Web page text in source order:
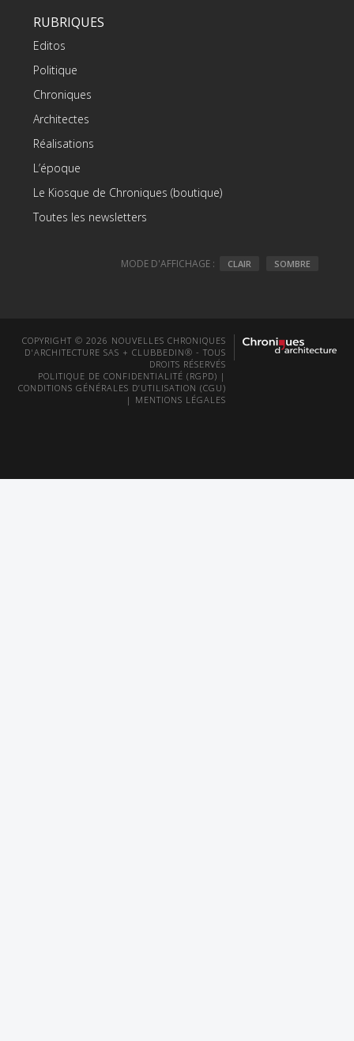
RUBRIQUES
Editos
Politique
Chroniques
Architectes
Réalisations
L’époque
Le Kiosque de Chroniques (boutique)
Toutes les newsletters
MODE D'AFFICHAGE : CLAIR SOMBRE
COPYRIGHT © 2026 NOUVELLES CHRONIQUES
D'ARCHITECTURE SAS + CLUBBEDIN® - TOUS
DROITS RÉSERVÉS
POLITIQUE DE CONFIDENTIALITÉ (RGPD) |
CONDITIONS GÉNÉRALES D’UTILISATION (CGU)
| MENTIONS LÉGALES